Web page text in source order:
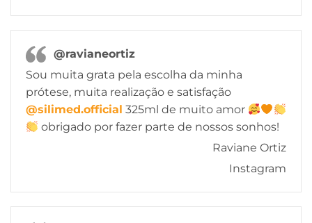
@ravianeortiz
Sou muita grata pela escolha da minha
prótese, muita realização e satisfação
@silimed.official 325ml de muito amor
obrigado por fazer parte de nossos sonhos!
Raviane Ortiz
Instagram